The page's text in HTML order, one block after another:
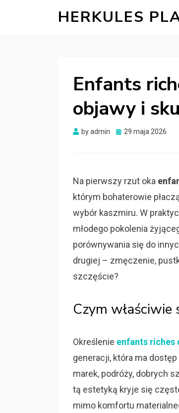
HERKULES
Enfants
objawy i
byadmin
Posted
29 maja 2026
Na pierwszy rzut oka
którym bohaterowie
wybór kaszmiru. W
młodego pokolenia
porównywania się do
drugiej – zmęczenie,
szczęście?
Czym
Określenie enfants riches
generacji, która ma
marek, podróży, dobrych
tą estetyką kryje się
mimo komfortu